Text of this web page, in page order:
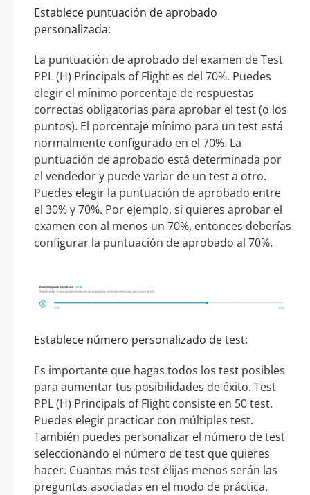
Establece puntuación de aprobado
personalizada:
La puntuación de aprobado del examen de Test
PPL (H) Principals of Flight es del 70%. Puedes
elegir el mínimo porcentaje de respuestas
correctas obligatorias para aprobar el test (o los
puntos). El porcentaje mínimo para un test está
normalmente configurado en el 70%. La
puntuación de aprobado está determinada por
el vendedor y puede variar de un test a otro.
Puedes elegir la puntuación de aprobado entre
el 30% y 70%. Por ejemplo, si quieres aprobar el
examen con al menos un 70%, entonces deberías
configurar la puntuación de aprobado al 70%.
Establece número personalizado de test:
Es importante que hagas todos los test posibles
para aumentar tus posibilidades de éxito. Test
PPL (H) Principals of Flight consiste en 50 test.
Puedes elegir practicar con múltiples test.
También puedes personalizar el número de test
seleccionando el número de test que quieres
hacer. Cuantas más test elijas menos serán las
preguntas asociadas en el modo de práctica.